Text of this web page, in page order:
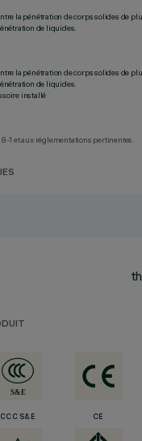
la pénétration de corps solides de
de liquides.
la pénétration de corps solides de
de liquides.
installé
1 et aux réglementations pertinentes.
CCC S&E CE